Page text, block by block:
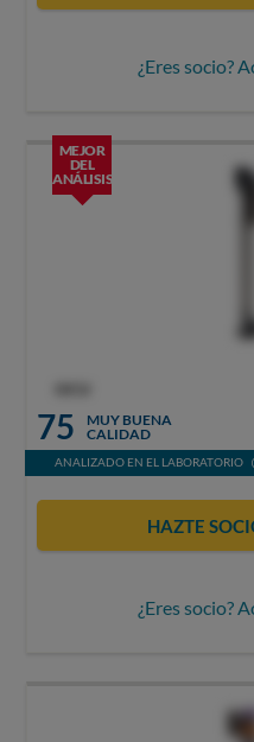
¿Eres socio?
MEJOR
DEL
ANÁLISIS
75
MUY BUENA
CALIDAD
ANALIZADO EN EL LABORATORIO
HAZTE
¿Eres socio?